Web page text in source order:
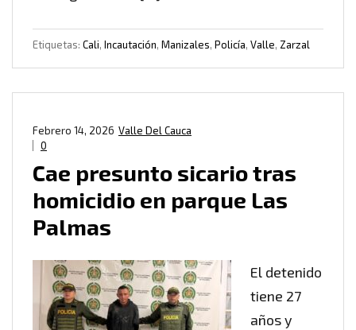
Etiquetas: Cali, Incautación, Manizales, Policía, Valle, Zarzal
Valle Del Cauca
Febrero 14, 2026
0
Cae presunto sicario tras
homicidio en parque Las
Palmas
El detenido
tiene 27
años y